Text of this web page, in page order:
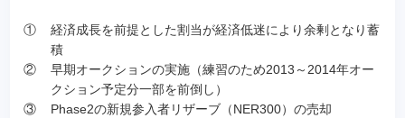
①
経済成長を前提とした割当が経済低迷により余剰となり蓄
積
②
早期オークションの実施（練習のため2013～2014年オー
クション予定分一部を前倒し）
③
Phase2の新規参入者リザーブ（NER300）の売却